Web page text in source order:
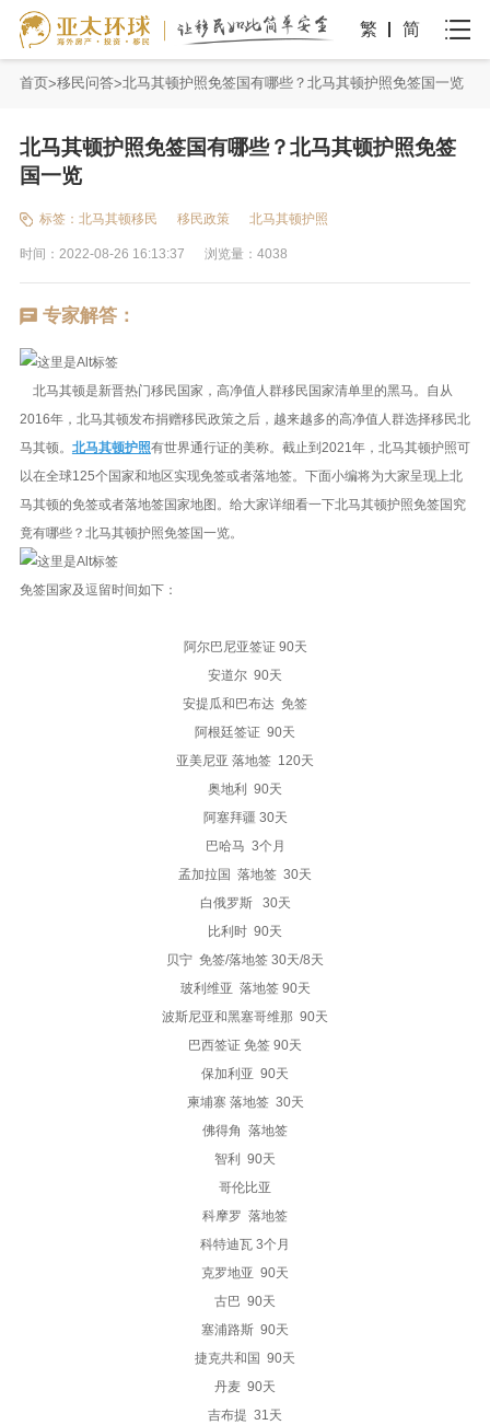
繁 简
首页 移民问答 北马其顿护照免签国有哪些？北马其顿护照免签国一览
北马其顿护照免签国有哪些？北马其顿护照免签
国一览
标签： 北马其顿移民 移民政策 北马其顿护照
时间：2022-08-26 16:13:37 浏览量：4038
专家解答：
北马其顿是新晋热门移民国家，高净值人群移民国家清单里的黑马。自从
2016年，北马其顿发布捐赠移民政策之后，越来越多的高净值人群选择移民北
马其顿。 北马其顿护照有世界通行证的美称。截止到2021年，北马其顿护照可
以在全球125个国家和地区实现免签或者落地签。下面小编将为大家呈现上北
马其顿的免签或者落地签国家地图。给大家详细看一下北马其顿护照免签国究
竟有哪些？北马其顿护照免签国一览。
免签国家及逗留时间如下：
阿尔巴尼亚签证 90天
安道尔 90天
安提瓜和巴布达 免签
阿根廷签证 90天
亚美尼亚 落地签 120天
奥地利 90天
阿塞拜疆 30天
巴哈马 3个月
孟加拉国 落地签 30天
白俄罗斯 30天
比利时 90天
贝宁 免签/落地签 30天/8天
玻利维亚 落地签 90天
波斯尼亚和黑塞哥维那 90天
巴西签证 免签 90天
保加利亚 90天
柬埔寨 落地签 30天
佛得角 落地签
智利 90天
哥伦比亚
科摩罗 落地签
科特迪瓦 3个月
克罗地亚 90天
古巴 90天
塞浦路斯 90天
捷克共和国 90天
丹麦 90天
吉布提 31天